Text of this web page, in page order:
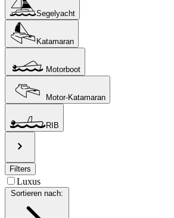
Segelyacht
Katamaran
Motorboot
Motor-Katamaran
RIB
Filters
Luxus
Sortieren nach